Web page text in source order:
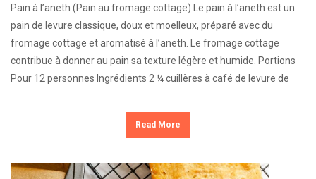
Pain à l’aneth (Pain au fromage cottage) Le pain à l’aneth est un
pain de levure classique, doux et moelleux, préparé avec du
fromage cottage et aromatisé à l’aneth. Le fromage cottage
contribue à donner au pain sa texture légère et humide. Portions
Pour 12 personnes Ingrédients 2 ¼ cuillères à café de levure de
Read More